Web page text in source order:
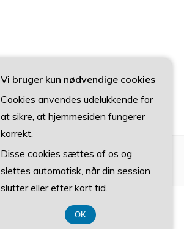
Vi bruger kun nødvendige cookies
Cookies anvendes udelukkende for
at sikre, at hjemmesiden fungerer
korrekt.
Disse cookies sættes af os og
slettes automatisk, når din session
slutter eller efter kort tid.
OK